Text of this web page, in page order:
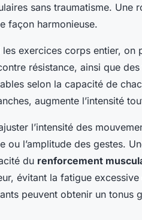
sans traumatisme.
façon harmonieuse.
les exercices corps entier, on
résistance, ainsi que
selon la capacité de
augmente l’intensité
l’intensité des
ou l’amplitude des gestes.
du renforcement
évitant la fatigue
peuvent obtenir un tonus